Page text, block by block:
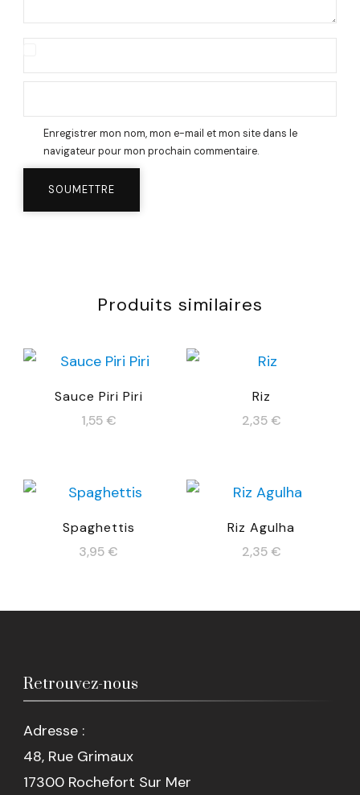
Enregistrer mon nom, mon e-mail et mon site dans le
navigateur pour mon prochain commentaire.
Produits similaires
Sauce Piri Piri
1,55 €
Riz
2,35 €
Spaghettis
3,95 €
Riz Agulha
2,35 €
Retrouvez-nous
Adresse :
48, Rue Grimaux
17300 Rochefort Sur Mer